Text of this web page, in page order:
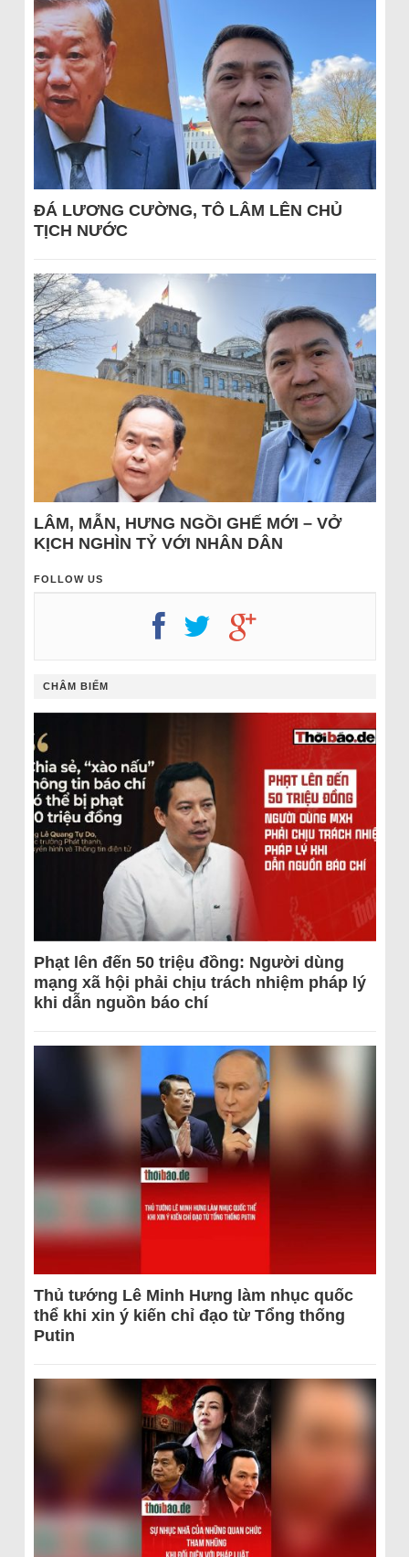
ĐÁ LƯƠNG CƯỜNG, TÔ LÂM LÊN CHỦ
TỊCH NƯỚC
LÂM, MẪN, HƯNG NGỒI GHẾ MỚI – VỞ
KỊCH NGHÌN TỶ VỚI NHÂN DÂN
FOLLOW US
CHÂM BIẾM
Phạt lên đến 50 triệu đồng: Người dùng
mạng xã hội phải chịu trách nhiệm pháp lý
khi dẫn nguồn báo chí
Thủ tướng Lê Minh Hưng làm nhục quốc
thể khi xin ý kiến chỉ đạo từ Tổng thống
Putin